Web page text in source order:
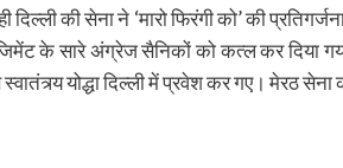
दिल्ली की सेना ने ‘मारो फिरंगी को’ की
के सारे अंग्रेज सैनिकों को कत्ल कर दिया
योद्धा दिल्ली में प्रवेश कर गए। मेरठ